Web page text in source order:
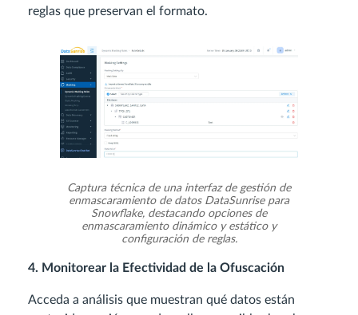
reglas que preservan el formato.
Captura técnica de una interfaz de gestión de
enmascaramiento de datos DataSunrise para
Snowflake, destacando opciones de
enmascaramiento dinámico y estático y
configuración de reglas.
4. Monitorear la Efectividad de la Ofuscación
Acceda a análisis que muestran qué datos están